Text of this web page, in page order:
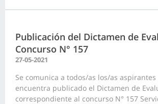
Publicación del Dictamen de
Concurso N° 157
27-05-2021
Se comunica a todos/as los/as aspirantes
encuentra publicado el Dictamen de
correspondiente al concurso N° 157